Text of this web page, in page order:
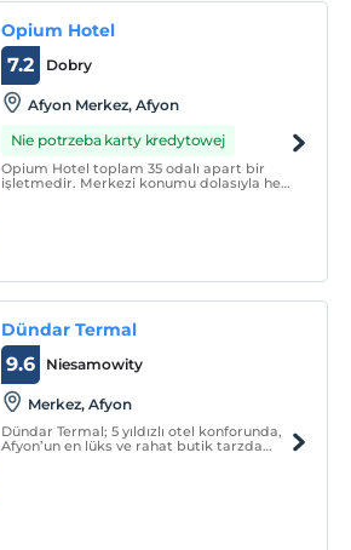
Opium Hotel
Dobry
7.2
Afyon Merkez, Afyon
Nie potrzeba karty kredytowej
Opium Hotel toplam 35 odalı apart bir
işletmedir. Merkezi konumu dolasıyla hem
Dündar Termal
Niesamowity
9.6
Merkez, Afyon
Dündar Termal; 5 yıldızlı otel konforunda,
Afyon’un en lüks ve rahat butik tarzda